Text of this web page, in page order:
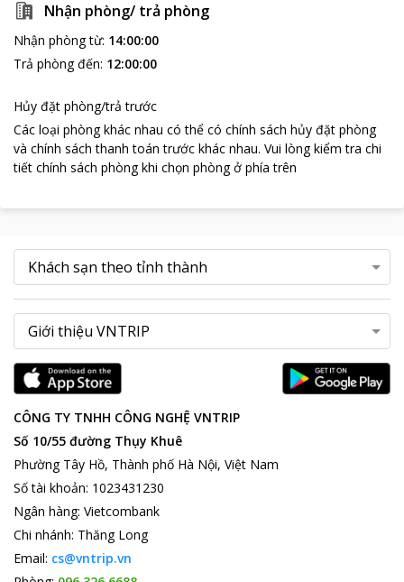
Nhận phòng/ trả phòng
Nhận phòng từ: 14:00:00
Trả phòng đến: 12:00:00
Hủy đặt phòng/trả trước
Các loại phòng khác nhau có thể có chính sách hủy đặt phòng
và chính sách thanh toán trước khác nhau. Vui lòng kiểm tra chi
tiết chính sách phòng khi chọn phòng ở phía trên
CÔNG TY TNHH CÔNG NGHỆ VNTRIP
Số 10/55 đường Thụy Khuê
Phường Tây Hồ, Thành phố Hà Nội, Việt Nam
Số tài khoản: 1023431230
Ngân hàng: Vietcombank
Chi nhánh: Thăng Long
Email: cs@vntrip.vn